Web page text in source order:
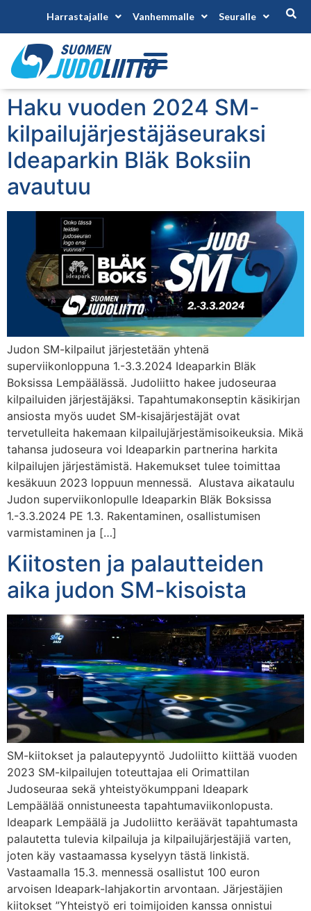
Harrastajalle Vanhemmalle Seuralle
Haku vuoden 2024 SM-
kilpailujärjestäjäseuraksi
Ideaparkin Bläk Boksiin
avautuu
Judon SM-kilpailut järjestetään yhtenä
superviikonloppuna 1.-3.3.2024 Ideaparkin Bläk
Boksissa Lempäälässä. Judoliitto hakee judoseuraa
kilpailuiden järjestäjäksi. Tapahtumakonseptin käsikirjan
ansiosta myös uudet SM-kisajärjestäjät ovat
tervetulleita hakemaan kilpailujärjestämisoikeuksia. Mikä
tahansa judoseura voi Ideaparkin partnerina harkita
kilpailujen järjestämistä. Hakemukset tulee toimittaa
kesäkuun 2023 loppuun mennessä. Alustava aikataulu
Judon superviikonlopulle Ideaparkin Bläk Boksissa
1.-3.3.2024 PE 1.3. Rakentaminen, osallistumisen
varmistaminen ja […]
Kiitosten ja palautteiden
aika judon SM-kisoista
SM-kiitokset ja palautepyyntö Judoliitto kiittää vuoden
2023 SM-kilpailujen toteuttajaa eli Orimattilan
Judoseuraa sekä yhteistyökumppani Ideapark
Lempäälää onnistuneesta tapahtumaviikonlopusta.
Ideapark Lempäälä ja Judoliitto keräävät tapahtumasta
palautetta tulevia kilpailuja ja kilpailujärjestäjiä varten,
joten käy vastaamassa kyselyyn tästä linkistä.
Vastaamalla 15.3. mennessä osallistut 100 euron
arvoisen Ideapark-lahjakortin arvontaan. Järjestäjien
kiitokset ”Yhteistyö eri toimijoiden kanssa onnistui